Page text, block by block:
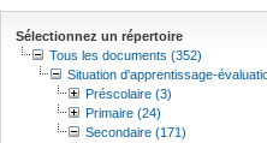
Sélectionnez un répertoire
Tous les documents (352)
Situation d'apprentissage-
Préscolaire (3)
Primaire (24)
Secondaire (171)